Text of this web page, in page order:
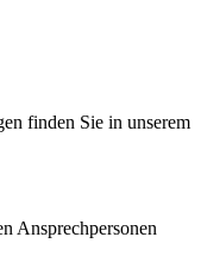
finden Sie in unserem
Ansprechpersonen